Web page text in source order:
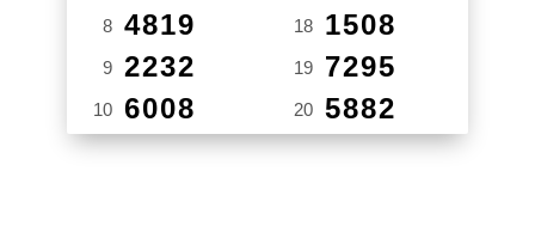
8 4819
9 2232
10 6008
18 1508
19 7295
20 5882